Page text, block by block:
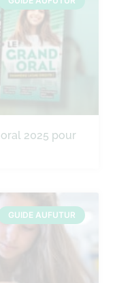
2025 pour
GUIDE AUFUTUR